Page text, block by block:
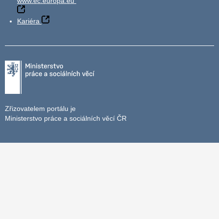
Kariéra
Zřizovatelem portálu je
Ministerstvo práce a sociálních věcí ČR